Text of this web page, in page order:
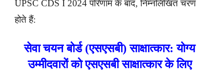
UPSC CDS I 2024 परिणाम के बाद, निम्नलिखित चरण
होते हैं:
सेवा चयन बोर्ड (एसएसबी) साक्षात्कार: योग्य
उम्मीदवारों को एसएसबी साक्षात्कार के लिए